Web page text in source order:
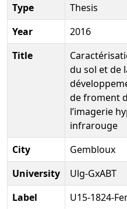
Type
Thesis
Year
2016
Title
du sol et de
de froment
l’imagerie
infrarouge
City
Gembloux
University
Ulg-GxABT
Label
U15-1824-